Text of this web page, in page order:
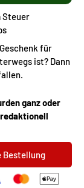
Steuer
für
ist? Dann
ganz oder
Bestellung